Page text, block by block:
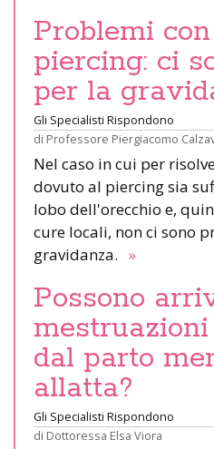
Problemi
piercing: ci
per la
Gli Specialisti Rispondono
di Professore Piergiacomo
Nel caso in cui per
dovuto al piercing sia
lobo dell'orecchio e,
cure locali, non ci sono
gravidanza. »
Possono
dal parto
allatta?
Gli Specialisti Rispondono
di Dottoressa Elsa Viora